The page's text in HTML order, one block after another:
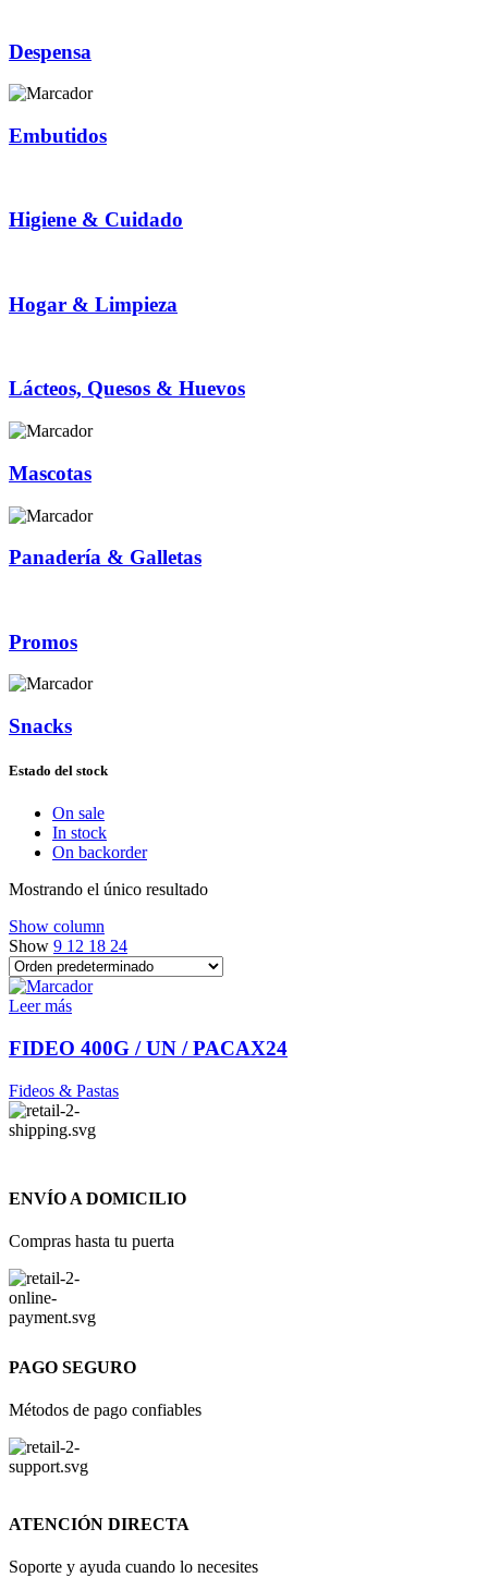
Despensa
Embutidos
Higiene & Cuidado
Hogar & Limpieza
Lácteos, Quesos & Huevos
Mascotas
Panadería & Galletas
Promos
Snacks
Estado del stock
On sale
In stock
On backorder
Mostrando el único resultado
Show column
Show 9 12 18 24
Leer más
FIDEO 400G / UN / PACAX24
Fideos & Pastas
ENVÍO A DOMICILIO
Compras hasta tu puerta
PAGO SEGURO
Métodos de pago confiables
ATENCIÓN DIRECTA
Soporte y ayuda cuando lo necesites